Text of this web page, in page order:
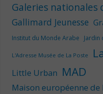
Galeries nationales
Gallimard Jeunesse
Institut du Monde Arabe Jardin
L'Adresse Musée de La Poste
Little Urban MAD
Maison européenne